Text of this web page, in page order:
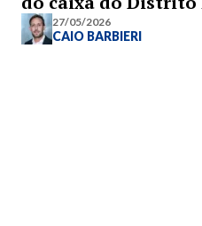
27/05/2026
CAIO BARBIERI